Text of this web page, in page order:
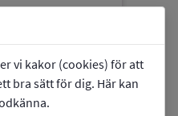
vi kakor (cookies) för att
bra sätt för dig. Här kan
HT